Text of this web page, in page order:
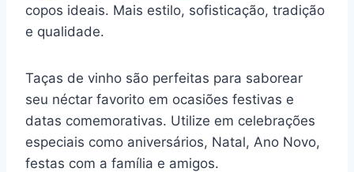
copos ideais. Mais estilo, sofisticação, tradição
e qualidade.
Taças de vinho são perfeitas para saborear
seu néctar favorito em ocasiões festivas e
datas comemorativas. Utilize em celebrações
especiais como aniversários, Natal, Ano Novo,
festas com a família e amigos.